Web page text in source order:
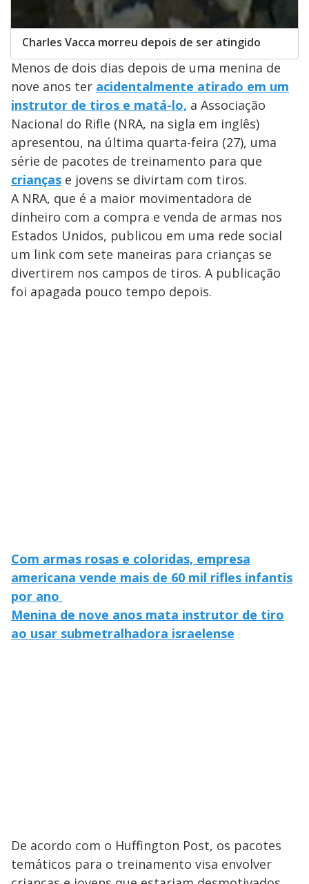
Charles Vacca morreu depois de ser atingido
Menos de dois dias depois de uma menina de
nove anos ter acidentalmente atirado em um
instrutor de tiros e matá-lo, a Associação
Nacional do Rifle (NRA, na sigla em inglês)
apresentou, na última quarta-feira (27), uma
série de pacotes de treinamento para que
crianças e jovens se divirtam com tiros.
A NRA, que é a maior movimentadora de
dinheiro com a compra e venda de armas nos
Estados Unidos, publicou em uma rede social
um link com sete maneiras para crianças se
divertirem nos campos de tiros. A publicação
foi apagada pouco tempo depois.
Com armas rosas e coloridas, empresa
americana vende mais de 60 mil rifles infantis
por ano
Menina de nove anos mata instrutor de tiro
ao usar submetralhadora israelense
De acordo com o Huffington Post, os pacotes
temáticos para o treinamento visa envolver